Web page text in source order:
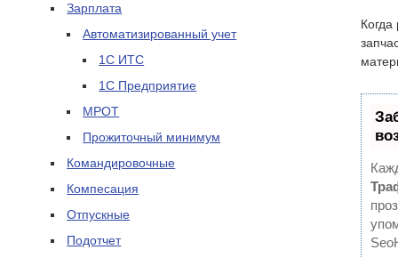
Зарплата
Автоматизированный учет
1С ИТС
1С Предприятие
МРОТ
Прожиточный минимум
Командировочные
Компесация
Отпускные
Подотчет